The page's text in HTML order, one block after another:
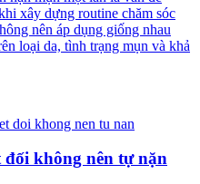
xây dựng routine chăm sóc
nên áp dụng giống nhau
loại da, tình trạng mụn và khả
không nên tự nặn